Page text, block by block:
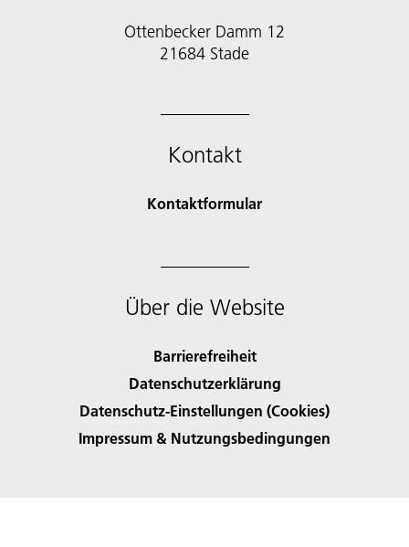
Ottenbecker Damm 12
21684 Stade
Kontakt
Kontaktformular
Über die Website
Barrierefreiheit
Datenschutzerklärung
Datenschutz-Einstellungen (Cookies)
Impressum & Nutzungsbedingungen